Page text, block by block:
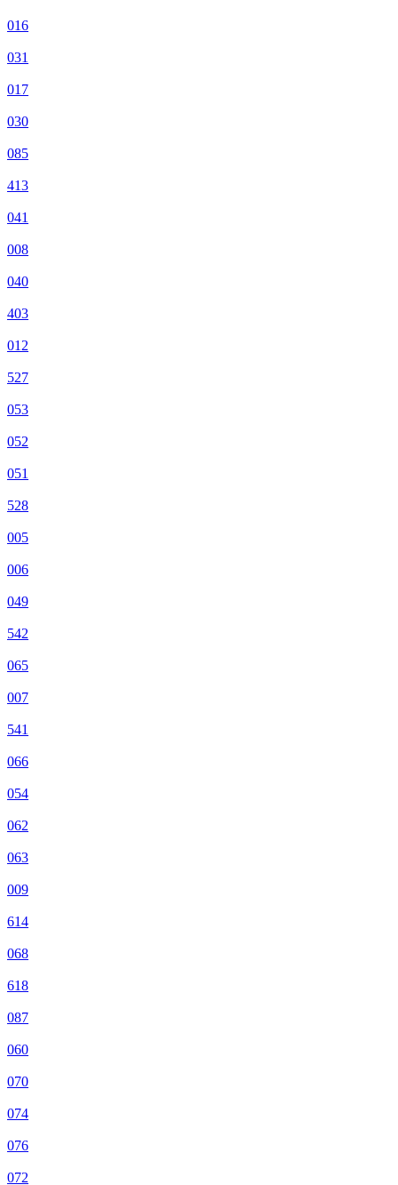
016
031
017
030
085
413
041
008
040
403
012
527
053
052
051
528
005
006
049
542
065
007
541
066
054
062
063
009
614
068
618
087
060
070
074
076
072